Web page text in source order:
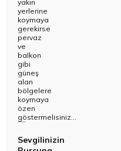
yakın
yerlerine
koymaya
gerekirse
pervaz
ve
balkon
gibi
güneş
alan
bölgelere
koymaya
özen
göstermelisiniz...
Sevgilinizin